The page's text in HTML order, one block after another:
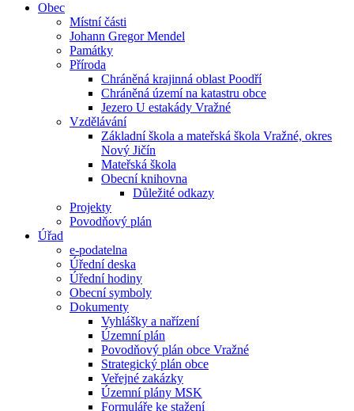
Obec
Místní části
Johann Gregor Mendel
Památky
Příroda
Chráněná krajinná oblast Poodří
Chráněná území na katastru obce
Jezero U estakády Vražné
Vzdělávání
Základní škola a mateřská škola Vražné, okres
Nový Jičín
Mateřská škola
Obecní knihovna
Důležité odkazy
Projekty
Povodňový plán
Úřad
e-podatelna
Úřední deska
Úřední hodiny
Obecní symboly
Dokumenty
Vyhlášky a nařízení
Územní plán
Povodňový plán obce Vražné
Strategický plán obce
Veřejné zakázky
Územní plány MSK
Formuláře ke stažení